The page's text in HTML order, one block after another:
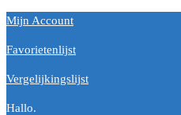
Mijn Account
Favorietenlijst
Vergelijkingslijst
Hallo.